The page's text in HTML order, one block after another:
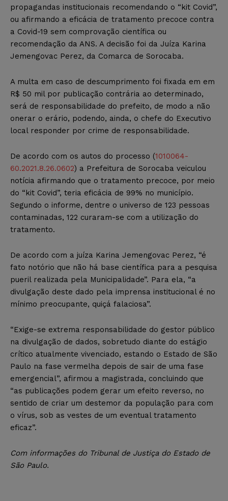
propagandas institucionais recomendando o “kit Covid”,
ou afirmando a eficácia de tratamento precoce contra
a Covid-19 sem comprovação científica ou
recomendação da ANS. A decisão foi da Juíza Karina
Jemengovac Perez, da Comarca de Sorocaba.
A multa em caso de descumprimento foi fixada em em
R$ 50 mil por publicação contrária ao determinado,
será de responsabilidade do prefeito, de modo a não
onerar o erário, podendo, ainda, o chefe do Executivo
local responder por crime de responsabilidade.
De acordo com os autos do processo (1010064-
60.2021.8.26.0602) a Prefeitura de Sorocaba veiculou
notícia afirmando que o tratamento precoce, por meio
do “kit Covid”, teria eficácia de 99% no município.
Segundo o informe, dentre o universo de 123 pessoas
contaminadas, 122 curaram-se com a utilização do
tratamento.
De acordo com a juíza Karina Jemengovac Perez, “é
fato notório que não há base científica para a pesquisa
pueril realizada pela Municipalidade”. Para ela, “a
divulgação deste dado pela imprensa institucional é no
mínimo preocupante, quiçá falaciosa”.
“Exige-se extrema responsabilidade do gestor público
na divulgação de dados, sobretudo diante do estágio
crítico atualmente vivenciado, estando o Estado de São
Paulo na fase vermelha depois de sair de uma fase
emergencial”, afirmou a magistrada, concluindo que
“as publicações podem gerar um efeito reverso, no
sentido de criar um destemor da população para com
o vírus, sob as vestes de um eventual tratamento
eficaz”.
Com informações do Tribunal de Justiça do Estado de
São Paulo.